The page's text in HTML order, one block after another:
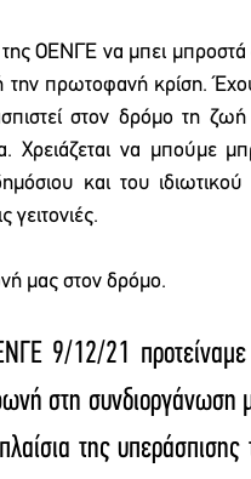
ΟΕΝΓΕ να μπει μπροστά
την πρωτοφανή κρίση.
στον δρόμο τη ζωή
Χρειάζεται να μπούμε
και του
γειτονιές.
μας στον δρόμο.
9/12/21
στη συνδιοργάνωση
της